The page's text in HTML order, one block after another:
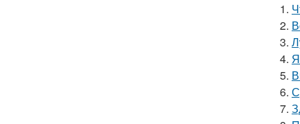
1.
2.
3.
4.
5.
6.
7.